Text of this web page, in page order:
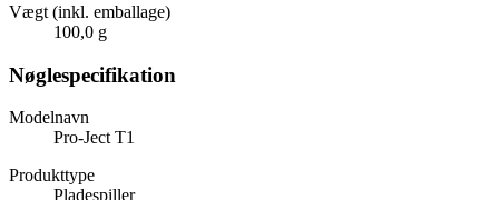
Vægt (inkl. emballage)
100,0 g
Nøglespecifikation
Modelnavn
Pro-Ject T1
Produkttype
Pladespiller